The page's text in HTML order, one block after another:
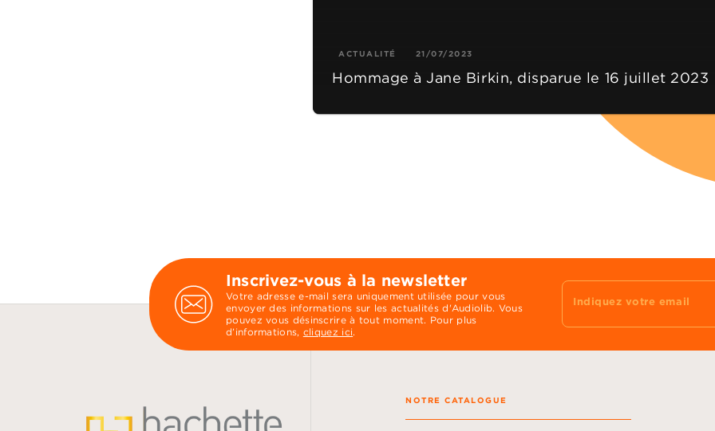
ACTUALITÉ 21/07/2023
Hommage à Jane Birkin, disparue le 16 juillet 2023
Inscrivez-vous à la newsletter
Votre adresse e-mail sera uniquement utilisée pour vous
envoyer des informations sur les actualités d'Audiolib. Vous
pouvez vous désinscrire à tout moment. Pour plus
d’informations, cliquez ici.
Indiquez votre email
NOTRE CATALOGUE